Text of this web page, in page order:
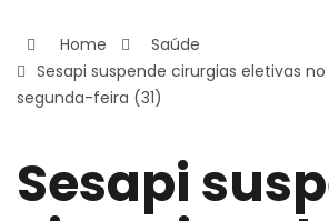
Home
Saúde
Sesapi suspende cirurgias eletivas
segunda-feira (31)
Sesapi